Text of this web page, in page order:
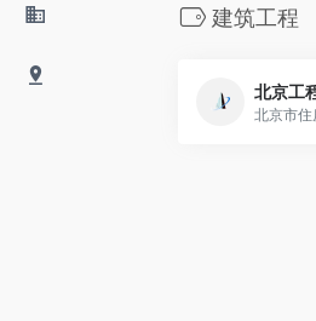
建筑工程